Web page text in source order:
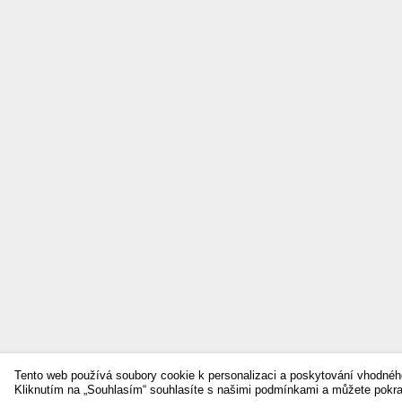
Tento web používá soubory cookie k personalizaci a poskytování
Kliknutím na „Souhlasím“ souhlasíte s našimi podmínkami a můžete